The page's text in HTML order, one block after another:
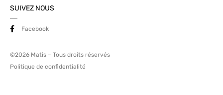
SUIVEZ NOUS
Facebook
©2026 Matis – Tous droits réservés
Politique de confidentialité